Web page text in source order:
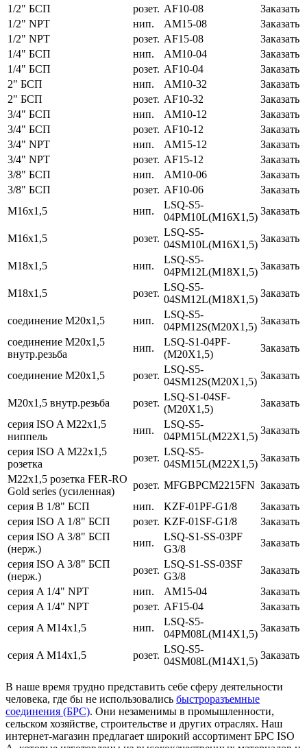
1/2" БСП
розет. AF10-08
Заказать
1/2" NPT
нип. AM15-08
Заказать
1/2" NPT
розет. AF15-08
Заказать
1/4" БСП
нип. AM10-04
Заказать
1/4" БСП
розет. AF10-04
Заказать
2" БСП
нип. AM10-32
Заказать
2" БСП
розет. AF10-32
Заказать
3/4" БСП
нип. AM10-12
Заказать
3/4" БСП
розет. AF10-12
Заказать
3/4" NPT
нип. AM15-12
Заказать
3/4" NPT
розет. AF15-12
Заказать
3/8" БСП
нип. AM10-06
Заказать
3/8" БСП
розет. AF10-06
Заказать
M16х1,5
нип.
LSQ-S5-
04PM10L(M16Х1,5)
Заказать
M16х1,5 розет.
LSQ-S5-
04SM10L(M16Х1,5)
Заказать
M18х1,5 нип.
LSQ-S5-
04PM12L(M18Х1,5)
Заказать
M18х1,5 розет.
LSQ-S5-
04SM12L(M18Х1,5)
Заказать
соединение M20х1,5 нип.
LSQ-S5-
04PM12S(M20Х1,5)
Заказать
соединение M20х1,5
внутр.резьба
нип.
LSQ-S1-04PF-
(M20Х1,5)
Заказать
соединение M20х1,5 розет.
LSQ-S5-
04SM12S(M20Х1,5)
Заказать
M20х1,5 внутр.резьба розет.
LSQ-S1-04SF-
(M20Х1,5)
Заказать
серия ISO A M22х1,5
ниппель
нип.
LSQ-S5-
04PM15L(M22Х1,5)
Заказать
серия ISO A M22х1,5
розетка
розет.
LSQ-S5-
04SM15L(M22Х1,5)
Заказать
M22х1,5 розетка FER-RO
Gold series (усиленная)
розет. MFGBPCM2215FN Заказать
серия B 1/8" БСП
нип. KZF-01PF-G1/8
Заказать
серия ISO A 1/8" БСП
розет. KZF-01SF-G1/8
Заказать
серия ISO A 3/8" БСП
(нерж.)
нип.
LSQ-S1-SS-03PF
G3/8
Заказать
серия ISO A 3/8" БСП
(нерж.)
розет.
LSQ-S1-SS-03SF
G3/8
Заказать
серия A 1/4" NPT
нип. AM15-04
Заказать
серия A 1/4" NPT
розет. AF15-04
Заказать
серия A M14х1,5
нип.
LSQ-S5-
04PM08L(M14Х1,5)
Заказать
серия A M14х1,5 розет.
LSQ-S5-
04SM08L(M14Х1,5)
Заказать
В наше время трудно представить себе сферу деятельности
человека, где бы не использовались быстроразъемные
соединения (БРС). Они незаменимы в промышленности,
сельском хозяйстве, строительстве и других отраслях. Наш
интернет-магазин предлагает широкий ассортимент БРС ISO